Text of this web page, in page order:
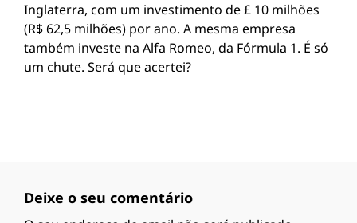
Inglaterra, com um investimento de £ 10 milhões
(R$ 62,5 milhões) por ano. A mesma empresa
também investe na Alfa Romeo, da Fórmula 1. É só
um chute. Será que acertei?
Deixe o seu comentário